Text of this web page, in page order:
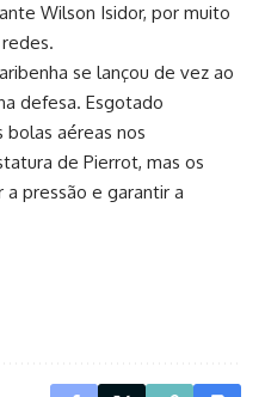
Wilson Isidor, por muito
se lançou de vez ao
defesa. Esgotado
bolas aéreas nos
de Pierrot, mas os
a pressão e garantir a